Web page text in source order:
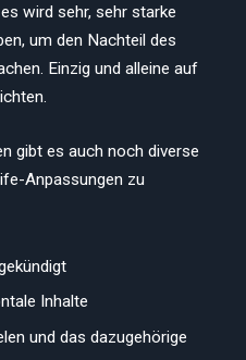
wird sehr, sehr starke
um den Nachteil des
Einzig und alleine auf
gibt es auch noch diverse
Anpassungen zu
Inhalte
und das dazugehörige